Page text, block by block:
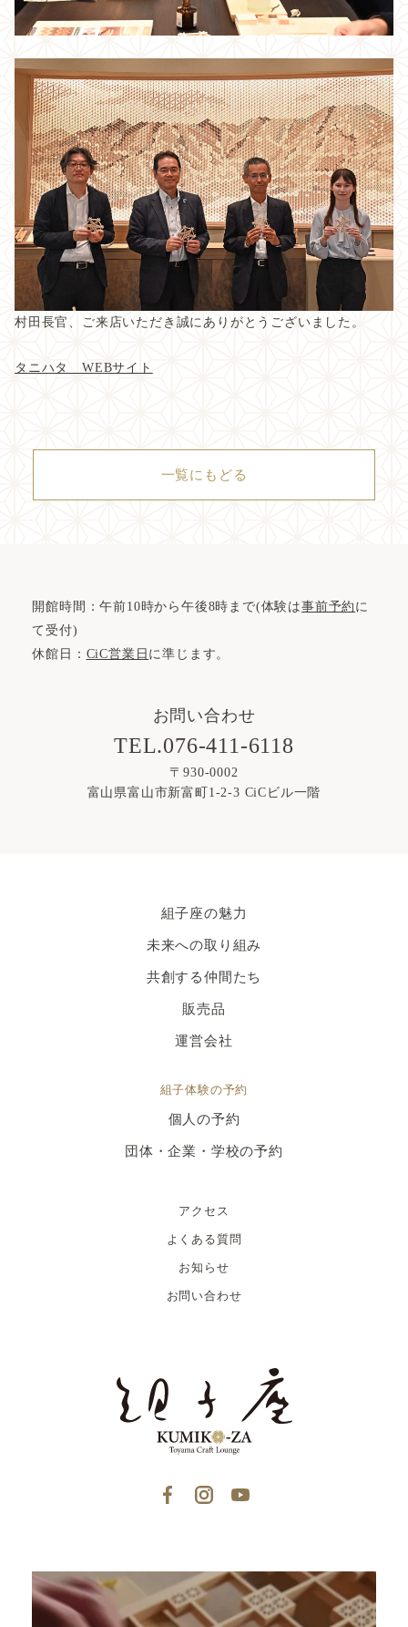
村田長官、ご来店いただき誠にありがとうございました。
タニハタ WEBサイト
一覧にもどる
開館時間：午前10時から午後8時まで(体験は事前予約 に
て受付)
休館日： CiC営業日 に準じます。
お問い合わせ
TEL.076-411-6118
〒930-0002
富山県富山市新富町1-2-3 CiCビル一階
組子座の魅力
未来への取り組み
共創する仲間たち
販売品
運営会社
組子体験の予約
個人の予約
団体・企業・学校の予約
アクセス
よくある質問
お知らせ
お問い合わせ